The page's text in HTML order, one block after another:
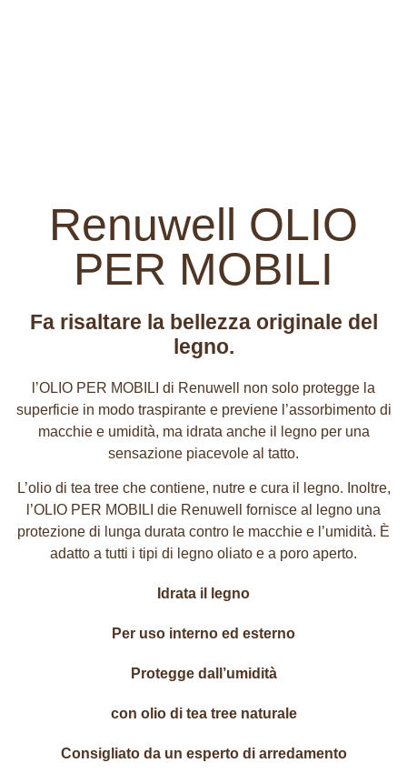
Renuwell OLIO
PER MOBILI
Fa risaltare la bellezza originale del
legno.
l’OLIO PER MOBILI di Renuwell non solo protegge la
superficie in modo traspirante e previene l’assorbimento di
macchie e umidità, ma idrata anche il legno per una
sensazione piacevole al tatto.
L’olio di tea tree che contiene, nutre e cura il legno. Inoltre,
l’OLIO PER MOBILI die Renuwell fornisce al legno una
protezione di lunga durata contro le macchie e l’umidità. È
adatto a tutti i tipi di legno oliato e a poro aperto.
Idrata il legno
Per uso interno ed esterno
Protegge dall’umidità
con olio di tea tree naturale
Consigliato da un esperto di arredamento